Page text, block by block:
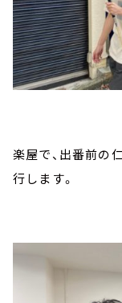
楽屋で、出番前の
行します。